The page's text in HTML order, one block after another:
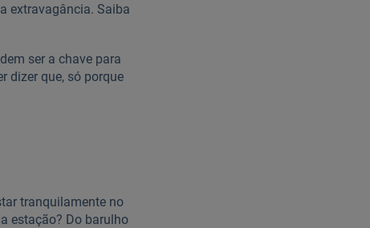
extravagância. Saiba
ser a chave para
dizer que, só porque
tranquilamente no
estação? Do barulho